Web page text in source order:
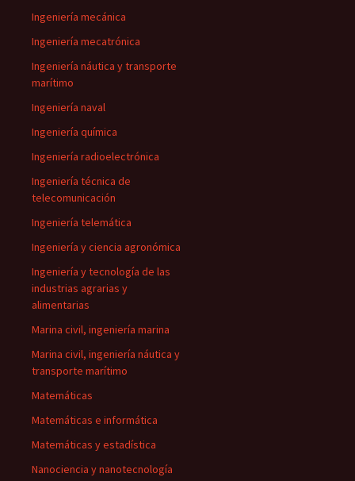
Ingeniería mecánica
Ingeniería mecatrónica
Ingeniería náutica y transporte
marítimo
Ingeniería naval
Ingeniería química
Ingeniería radioelectrónica
Ingeniería técnica de
telecomunicación
Ingeniería telemática
Ingeniería y ciencia agronómica
Ingeniería y tecnología de las
industrias agrarias y
alimentarias
Marina civil, ingeniería marina
Marina civil, ingeniería náutica y
transporte marítimo
Matemáticas
Matemáticas e informática
Matemáticas y estadística
Nanociencia y nanotecnología